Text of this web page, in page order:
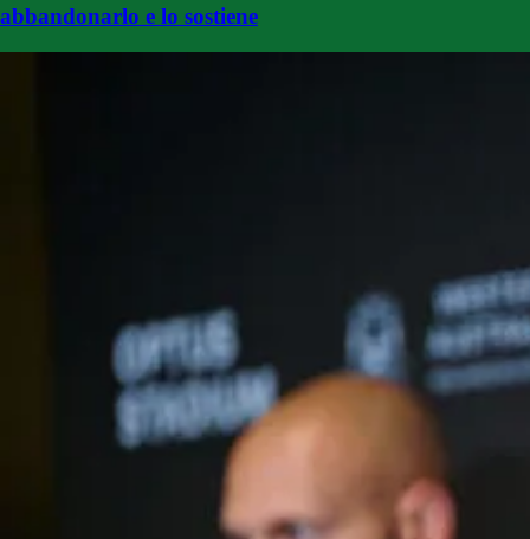
abbandonarlo e lo sostiene